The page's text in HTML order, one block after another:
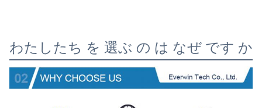
わたしたち を 選ぶ の は なぜ です か